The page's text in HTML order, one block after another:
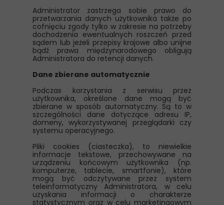
Administrator zastrzega sobie prawo do
przetwarzania danych użytkownika także po
cofnięciu zgody tylko w zakresie na potrzeby
dochodzenia ewentualnych roszczeń przed
sądem lub jeżeli przepisy krajowe albo unijne
bądź prawa międzynarodowego obligują
Administratora do retencji danych.
Dane zbierane automatycznie
Podczas korzystania z serwisu przez
użytkownika, określone dane mogą być
zbierane w sposób automatyczny. Są to w
szczególności dane dotyczące adresu IP,
domeny, wykorzystywanej przeglądarki czy
systemu operacyjnego.
Pliki cookies (ciasteczka), to niewielkie
informacje tekstowe, przechowywane na
urządzeniu końcowym użytkownika (np.
komputerze, tablecie, smartfonie), które
mogą być odczytywane przez system
teleinformatyczny Administratora, w celu
uzyskania informacji o charakterze
statystycznym oraz w celu marketingowym